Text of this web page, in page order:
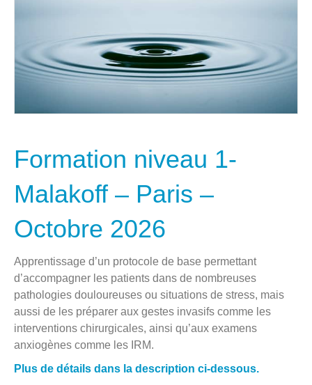
Formation niveau 1-
Malakoff – Paris –
Octobre 2026
Apprentissage d’un protocole de base permettant
d’accompagner les patients dans de nombreuses
pathologies douloureuses ou situations de stress, mais
aussi de les préparer aux gestes invasifs comme les
interventions chirurgicales, ainsi qu’aux examens
anxiogènes comme les IRM.
Plus de détails dans la description ci-dessous.